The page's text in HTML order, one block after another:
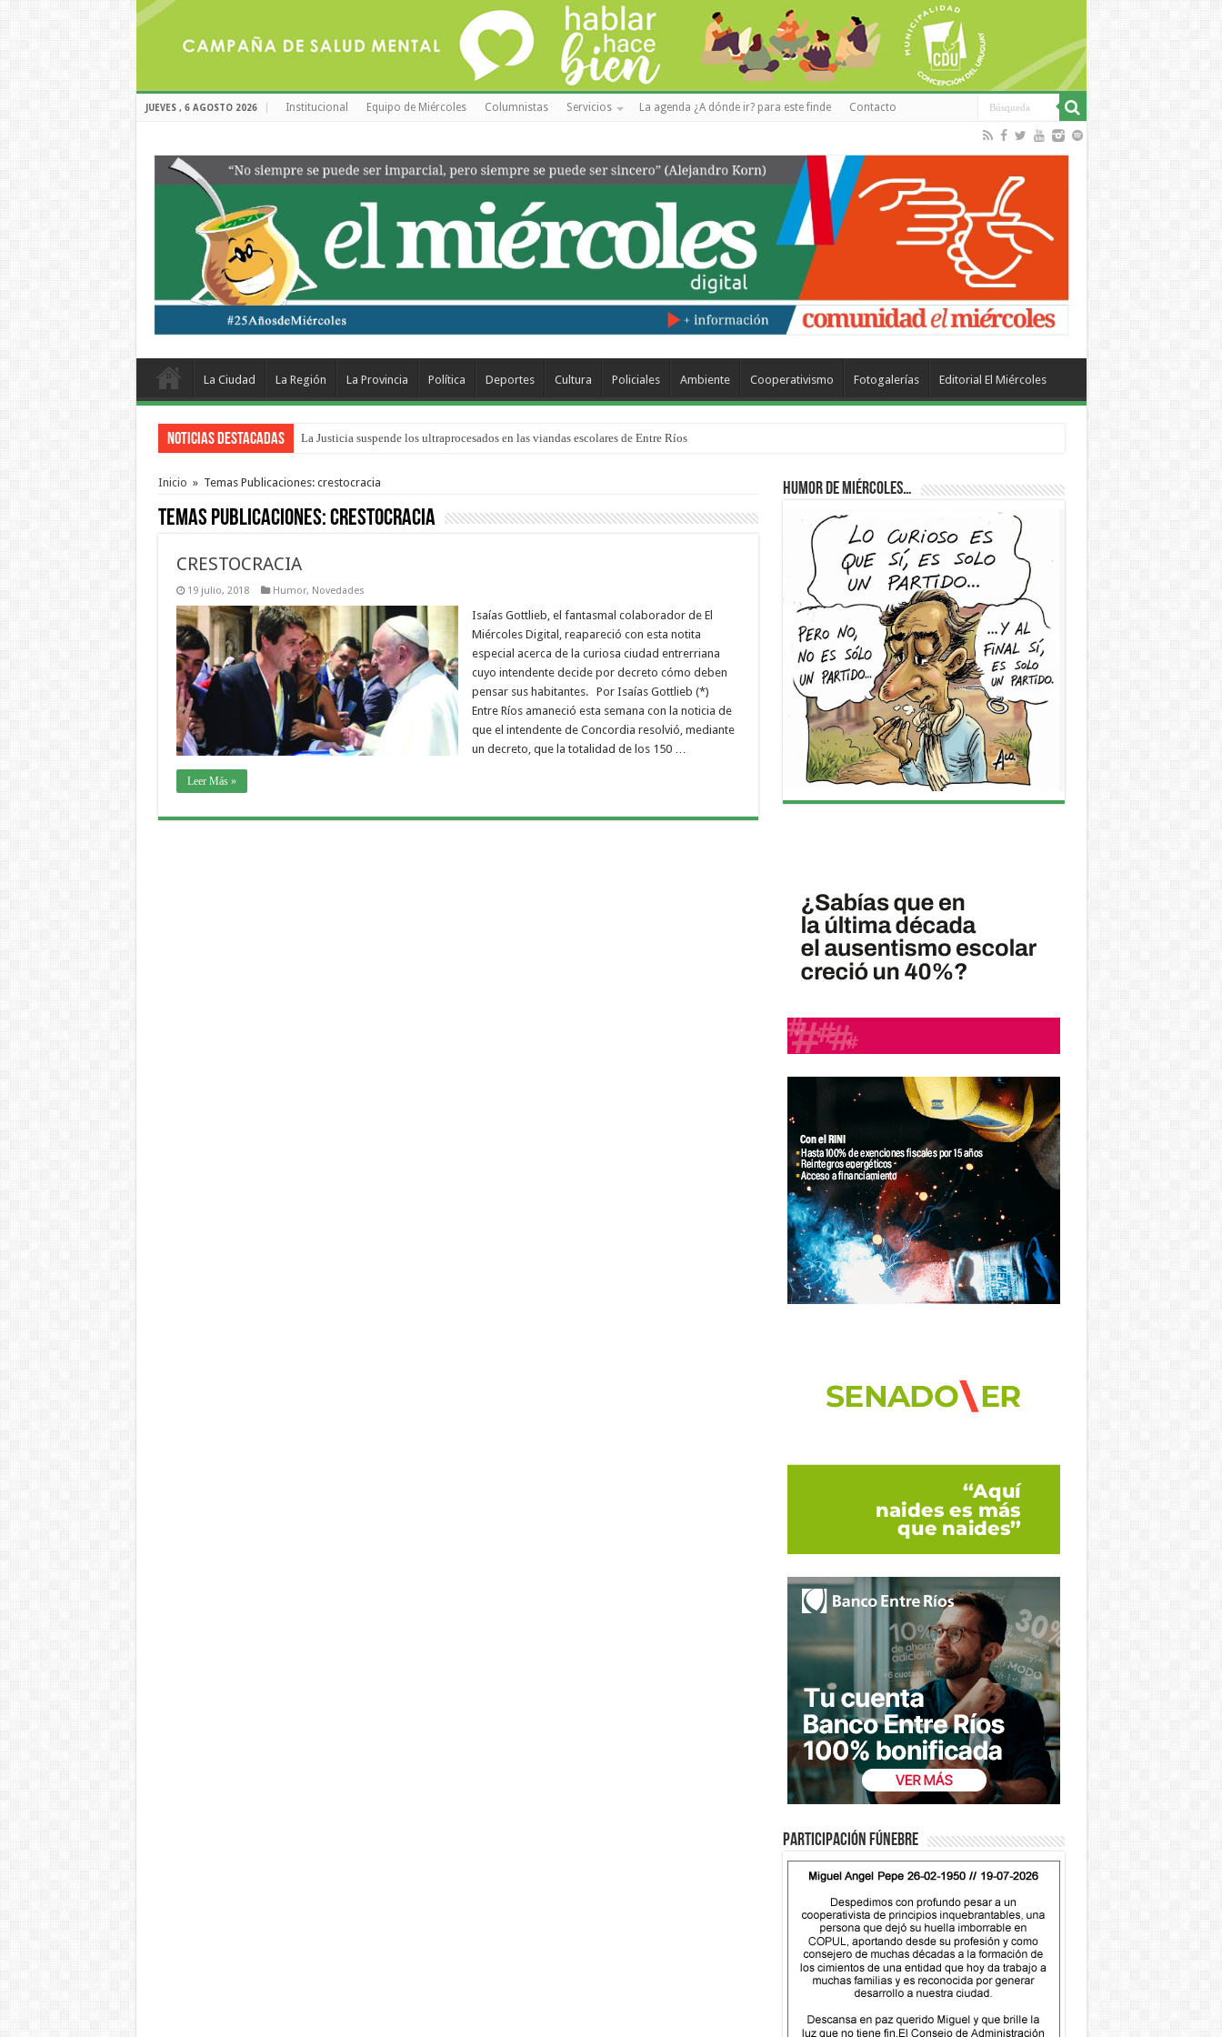
JUEVES , 6 AGOSTO 2026 Institucional Equipo de Miércoles Columnistas Servicios La agenda ¿A dónde ir? para este finde Contacto
La Ciudad La Región La Provincia Política Deportes Cultura Policiales Ambiente Cooperativismo Fotogalerías Editorial El Miércoles
Noticias Destacadas La Justicia suspende los ultraprocesados en las viandas escolares de Entre Ríos
Se presentará la obra “La Runfla de los Macanos”
Inicio » Temas Publicaciones: crestocracia
Temas Publicaciones:crestocracia
CRESTOCRACIA
19 julio, 2018 Humor, Novedades
Isaías Gottlieb, el fantasmal colaborador de El
Miércoles Digital, reapareció con esta notita
especial acerca de la curiosa ciudad entrerriana
cuyo intendente decide por decreto cómo deben
pensar sus habitantes. Por Isaías Gottlieb (*)
Entre Ríos amaneció esta semana con la noticia de
que el intendente de Concordia resolvió, mediante
un decreto, que la totalidad de los 150 …
Leer Más »
Humor de Miércoles…
Participación fúnebre